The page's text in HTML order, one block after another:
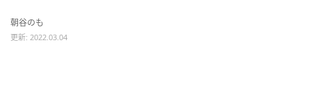
朝谷のも
更新: 2022.03.04